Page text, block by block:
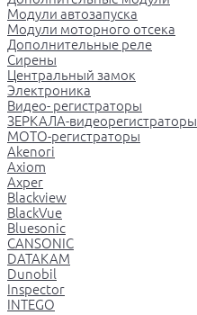
Модули автозапуска
Модули моторного отсека
Дополнительные реле
Сирены
Центральный замок
Электроника
Видео- регистраторы
ЗЕРКАЛА-видеорегистраторы
МОТО-регистраторы
Akenori
Axiom
Axper
Blackview
BlackVue
Bluesonic
CANSONIC
DATAKAM
Dunobil
Inspector
INTEGO